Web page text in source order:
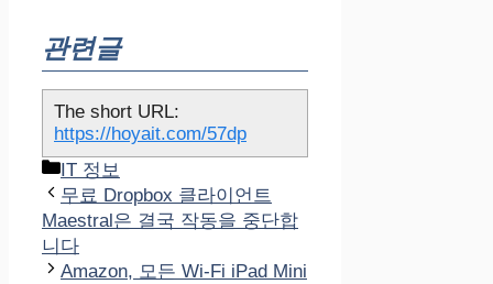
관련글
The short URL:
https://hoyait.com/57dp
카
테
고
리
IT 정보
무료 Dropbox 클라이언트
Maestral은 결국 작동을 중단합
니다
Amazon, 모든 Wi-Fi iPad Mini